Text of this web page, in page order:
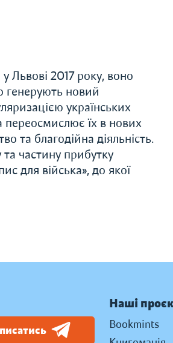
Львові 2017 року, воно
генерують новий
українських
переосмислює їх в нових
та благодійна діяльність.
та частину прибутку
для війська», до якої
Наші
Bookmints